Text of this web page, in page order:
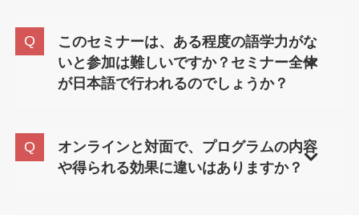
学ぶものではなく、「文化の違いに対応するため
の考え方や姿勢」を身につけることを重視してお
り、どの国でも応用できる力が身につきます。
な対象としています。ご希望があれば、保護者の
方のご参加も可能です。
このセミナーは、ある程度の語学力がな
いと参加は難しいですか？セミナー全体
が日本語で行われるのでしょうか？
ナーはすべて日本語で実施されます。このセミナ
ーは語学のトレーニングではなく、海外で直面す
る「文化の壁」にどう向き合うかを学ぶことを目
オンラインと対面で、プログラムの内容
や得られる効果に違いはありますか？